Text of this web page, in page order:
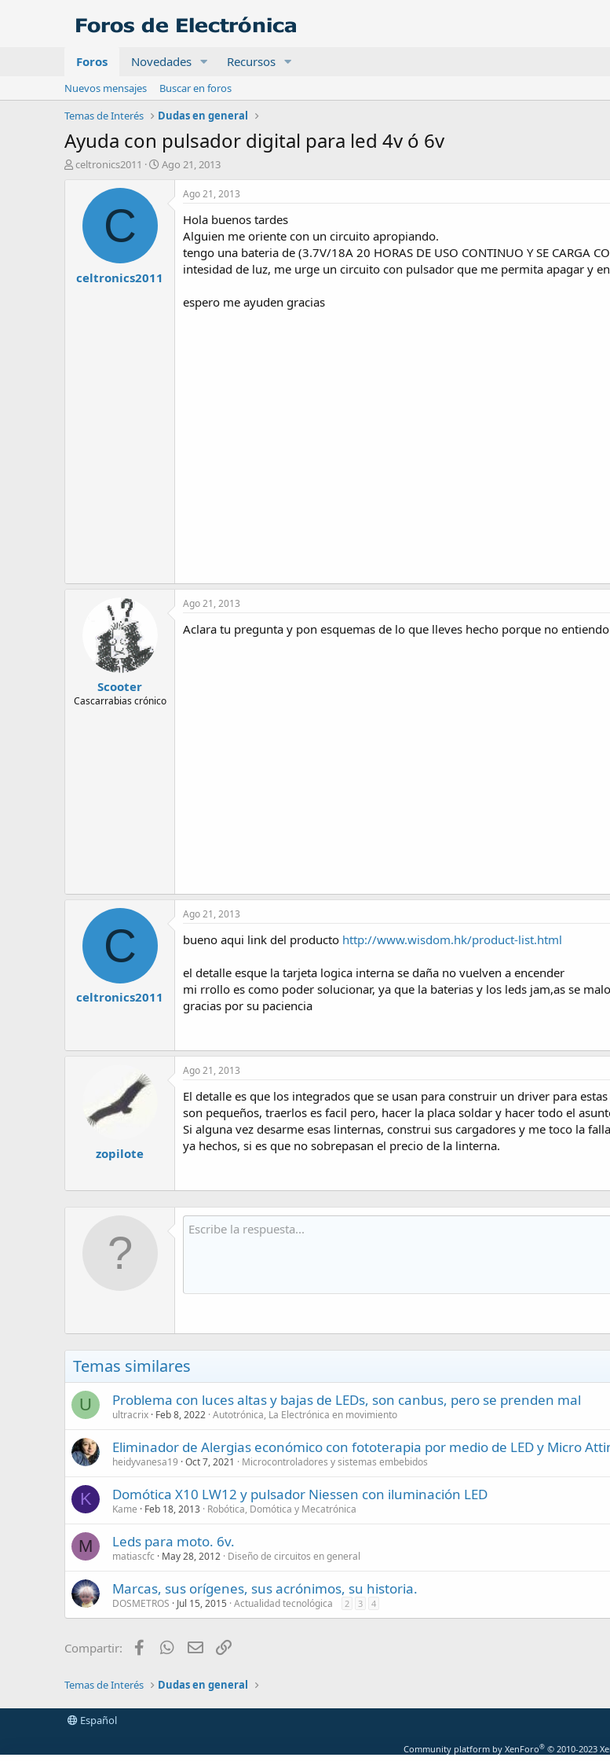
Foros Novedades Recursos
Nuevos mensajes
Buscar en foros
Temas de Interés
Dudas en general
Ayuda con pulsador digital para led 4v ó 6v
A
celtronics2011
F
n
Ago 21, 2013
C
celtronics2011
Ago 21, 2013
Hola buenos tardes
Alguien me oriente con un circuito apropiando.
tengo una bateria de (3.7V/18A 20 HORAS DE USO CONTINUO Y SE CARGA
intesidad de luz, me urge un circuito con pulsador que me permita apagar y
espero me ayuden gracias
Scooter
Cascarrabias crónico
Ago 21, 2013
Aclara tu pregunta y pon esquemas de lo que lleves hecho porque no
C
celtronics2011
Ago 21, 2013
bueno aqui link del producto http://www.wisdom.hk/product-list.html
el detalle esque la tarjeta logica interna se daña no vuelven a encender
mi rrollo es como poder solucionar, ya que la baterias y los leds jam,as se
gracias por su paciencia
zopilote
Ago 21, 2013
El detalle es que los integrados que se usan para construir un driver para
son pequeños, traerlos es facil pero, hacer la placa soldar y hacer todo el
Si alguna vez desarme esas linternas, construi sus cargadores y me toco la
ya hechos, si es que no sobrepasan el precio de la linterna.
Temas similares
U Problema con luces altas y bajas de LEDs, son canbus, pero se prenden mal
ultracrix Feb 8, 2022 Autotrónica, La Electrónica en movimiento
Eliminador de Alergias económico con fototerapia por medio de LED y Micro
heidyvanesa19 Oct 7, 2021 Microcontroladores y sistemas embebidos
K Domótica X10 LW12 y pulsador Niessen con iluminación LED
Kame Feb 18, 2013 Robótica, Domótica y Mecatrónica
M Leds para moto. 6v.
matiascfc May 28, 2012 Diseño de circuitos en general
Marcas, sus orígenes, sus acrónimos, su historia.
DOSMETROS Jul 15, 2015 Actualidad tecnológica 2 3 4
Compartir: FacebookWhatsApp
Email
Temas de Interés Dudas en general
Español
Community platform by XenForo® © 2010-2023